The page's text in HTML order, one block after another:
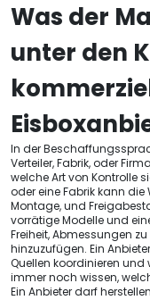
Was der
unter den
In der
Verteiler, Fabrik, oder
welche Art von Kontrolle
oder eine Fabrik kann die
Montage, und
vorrätige Modelle und
Freiheit, Abmessungen
hinzuzufügen. Ein
Quellen koordinieren und
immer noch wissen,
Ein Anbieter darf